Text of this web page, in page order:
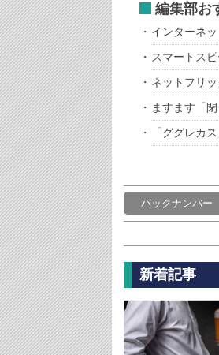
編集部お
インターネ
スマートス
ネットフリ
ますます「
「ググレカ
バックナンバー
新着記事